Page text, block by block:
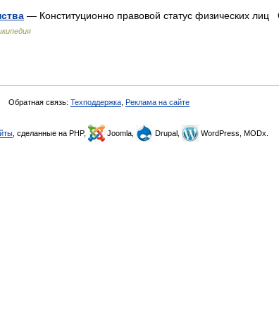
— Конституционно правовой статус физических лиц
Обратная связь: Техподдержка Реклама на сайте
, сделанные на PHP, Joomla, Drupal, WordPress, MODx.